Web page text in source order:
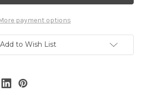
南
義
李
雨
原
著
南
義
李
雨
堂
原
著
payment options
Add to Wish List